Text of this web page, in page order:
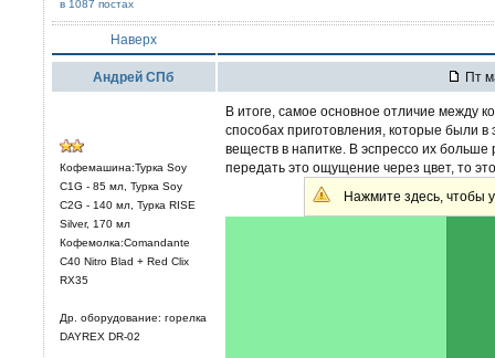
в 1087 постах
Наверх
Андрей СПб Пт
Кофемашина:Турка Soy
C1G - 85 мл, Турка Soy
C2G - 140 мл, Турка RISE
Silver, 170 мл
Кофемолка:Comandante
C40 Nitro Blad + Red Clix
RX35
Др. оборудование: горелка
DAYREX DR-02
В итоге, самое основное отличие между
способах приготовления, которые были
веществ в напитке. В эспрессо их
передать это ощущение через цвет, то
Нажмите здесь, чтобы